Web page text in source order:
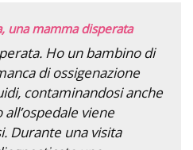
una mamma disperata
Ho un bambino di
di ossigenazione
contaminandosi anche
viene
Durante una visita